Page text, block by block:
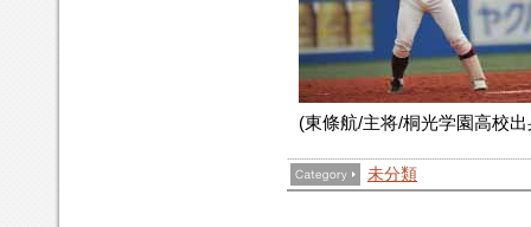
(東條航/主将/桐光学園高校
未分類